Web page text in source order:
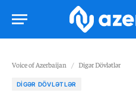
Voice of Azerbaijan / Digər Dövlətlər
DIGƏR DÖVLƏTLƏR